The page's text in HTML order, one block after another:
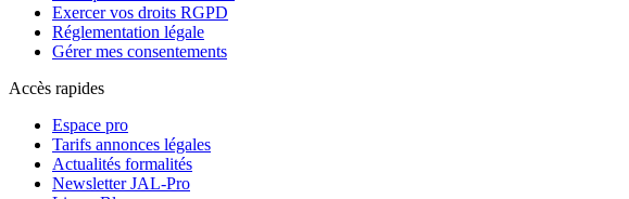
Exercer vos droits RGPD
Réglementation légale
Gérer mes consentements
Accès rapides
Espace pro
Tarifs annonces légales
Actualités formalités
Newsletter JAL-Pro